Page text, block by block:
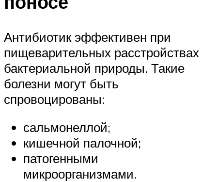
Антибиотик эффективен при
пищеварительных расстройствах
бактериальной природы. Такие
болезни могут быть
спровоцированы:
сальмонеллой;
кишечной палочной;
патогенными
микроорганизмами.